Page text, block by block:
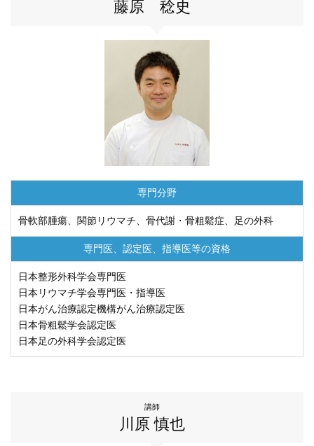
藤原 稔史
専門分野
骨軟部腫瘍、関節リウマチ、骨代謝・骨粗鬆症、足の外科
専門医、認定医、 指導医等の資格
日本整形外科学会専門医
日本リウマチ学会専門医・指導医
日本がん治療認定機構がん治療認定医
日本骨粗鬆学会認定医
日本足の外科学会認定医
講師
川原 慎也